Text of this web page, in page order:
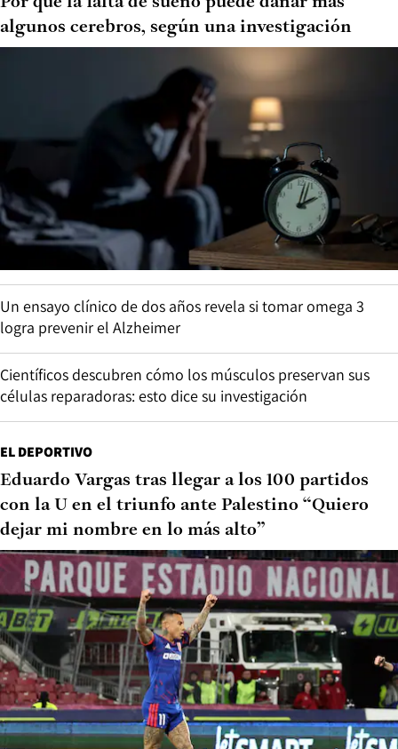
algunos cerebros, según una investigación
Un ensayo clínico de dos años revela si tomar omega 3
logra prevenir el Alzheimer
Científicos descubren cómo los músculos preservan sus
células reparadoras: esto dice su investigación
EL DEPORTIVO
Eduardo Vargas tras llegar a los 100 partidos
con la U en el triunfo ante Palestino “Quiero
dejar mi nombre en lo más alto”